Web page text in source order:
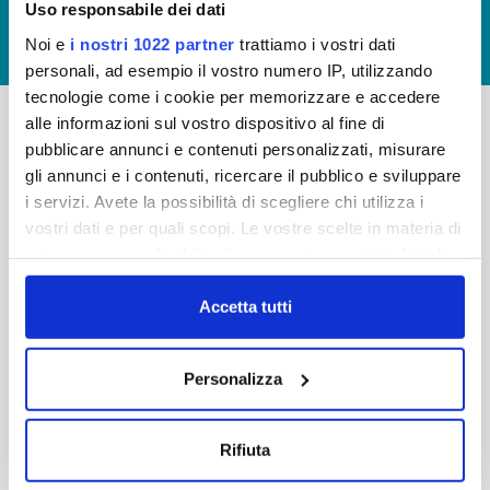
Uso responsabile dei dati
Noi e i nostri 1022 partner trattiamo i vostri dati
personali, ad esempio il vostro numero IP, utilizzando
tecnologie come i cookie per memorizzare e accedere
alle informazioni sul vostro dispositivo al fine di
pubblicare annunci e contenuti personalizzati, misurare
gli annunci e i contenuti, ricercare il pubblico e sviluppare
i servizi. Avete la possibilità di scegliere chi utilizza i
vostri dati e per quali scopi. Le vostre scelte in materia di
in cui avete effettuato le vostre scelte. È possibile
modificare o revocare il proprio consenso in qualsiasi
momento dalla Dichiarazione sui cookie o facendo clic
Con il tuo consenso, vorremmo anche:
raccogliere informazioni sulla tua posizione
Accetta tutti
Personalizza
Rifiuta
LAVORA CON NOI
Publiacqua S.p.A
Via Villamagna 90/c -
50126 Fi
Tel. +39 055688903
Reg Imprese Firenze
-
FAQ
PRIVACY POLICY
COOKIE
WHISTLEBLOWING
CREDITS